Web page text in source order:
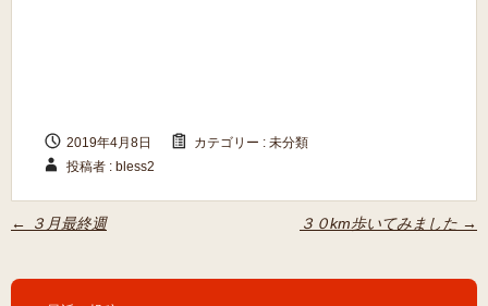
2019年4月8日 カテゴリー : 未分類
投稿者 : bless2
← ３月最終週 ３０km歩いてみました →